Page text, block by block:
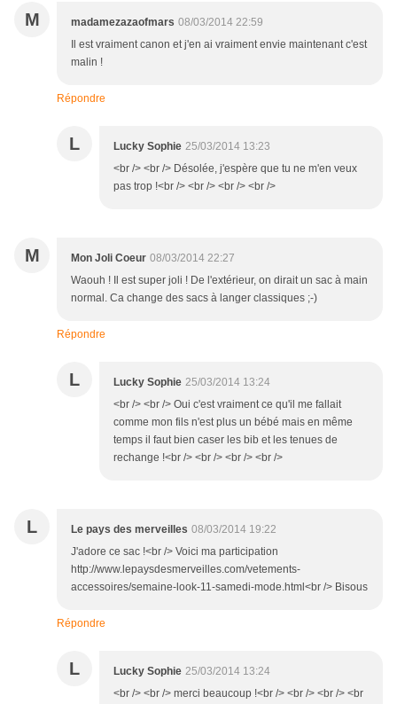
M madamezazaofmars 08/03/2014 22:59
Il est vraiment canon et j'en ai vraiment envie maintenant c'est
malin !
Répondre
L Lucky Sophie 25/03/2014 13:23
<br /> <br /> Désolée, j'espère que tu ne m'en veux
pas trop !<br /> <br /> <br /> <br />
M Mon Joli Coeur 08/03/2014 22:27
Waouh ! Il est super joli ! De l'extérieur, on dirait un sac à main
normal. Ca change des sacs à langer classiques ;-)
Répondre
L Lucky Sophie 25/03/2014 13:24
<br /> <br /> Oui c'est vraiment ce qu'il me fallait
comme mon fils n'est plus un bébé mais en même
temps il faut bien caser les bib et les tenues de
rechange !<br /> <br /> <br /> <br />
L Le pays des merveilles 08/03/2014 19:22
J'adore ce sac !<br /> Voici ma participation
http://www.lepaysdesmerveilles.com/vetements-
accessoires/semaine-look-11-samedi-mode.html<br /> Bisous
Répondre
L Lucky Sophie 25/03/2014 13:24
<br /> <br /> merci beaucoup !<br /> <br /> <br /> <br